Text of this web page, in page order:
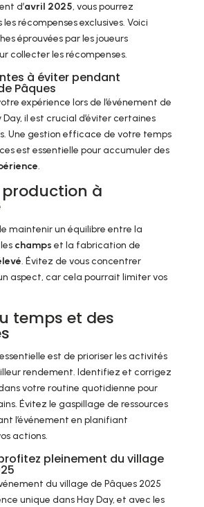
d’avril 2025, vous pourrez
récompenses exclusives. Voici
éprouvées par les joueurs
collecter les récompenses.
à éviter pendant
Pâques
expérience lors de l’événement de
Day, il est crucial d’éviter certaines
Une gestion efficace de votre temps
est essentielle pour accumuler des
.
production à
maintenir un équilibre entre la
champs et la fabrication de
. Évitez de vous concentrer
aspect, car cela pourrait limiter vos
temps et des
essentielle est de prioriser les activités
rendement. Identifiez et corrigez
votre routine quotidienne pour
Évitez le gaspillage de ressources
l’événement en planifiant
actions.
pleinement du village
du village de Pâques 2025
unique dans Hay Day, et avec les